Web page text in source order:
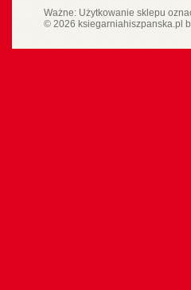
Ważne: Użytkowanie sklepu
© 2026 ksiegarniahiszpanska.pl